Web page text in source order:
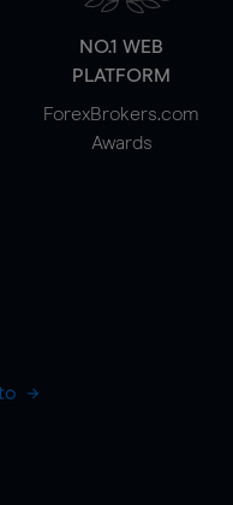
NO.1 WEB
PLATFORM
ForexBrokers.com
Awards